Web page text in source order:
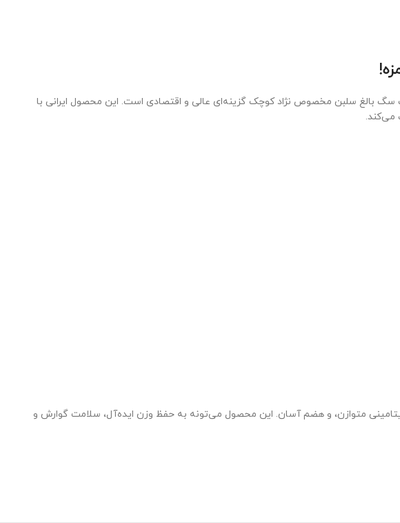
بالغ سلبن مخصوص نژاد کوچک گزینه‌ای عالی و اقتصادی است. این محصول ایرانی با
می‌کند.
متوازن، و هضم آسان. این محصول می‌تونه به حفظ وزن ایده‌آل، سلامت گوارش و